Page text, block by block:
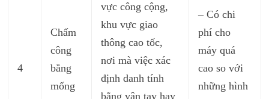
4
Chấm
công
bằng
mống
vực công cộng,
khu vực giao
thông cao tốc,
nơi mà việc xác
định danh tính
bằng vân tay hay
– Có chi
phí cho
máy quá
cao so với
những hình